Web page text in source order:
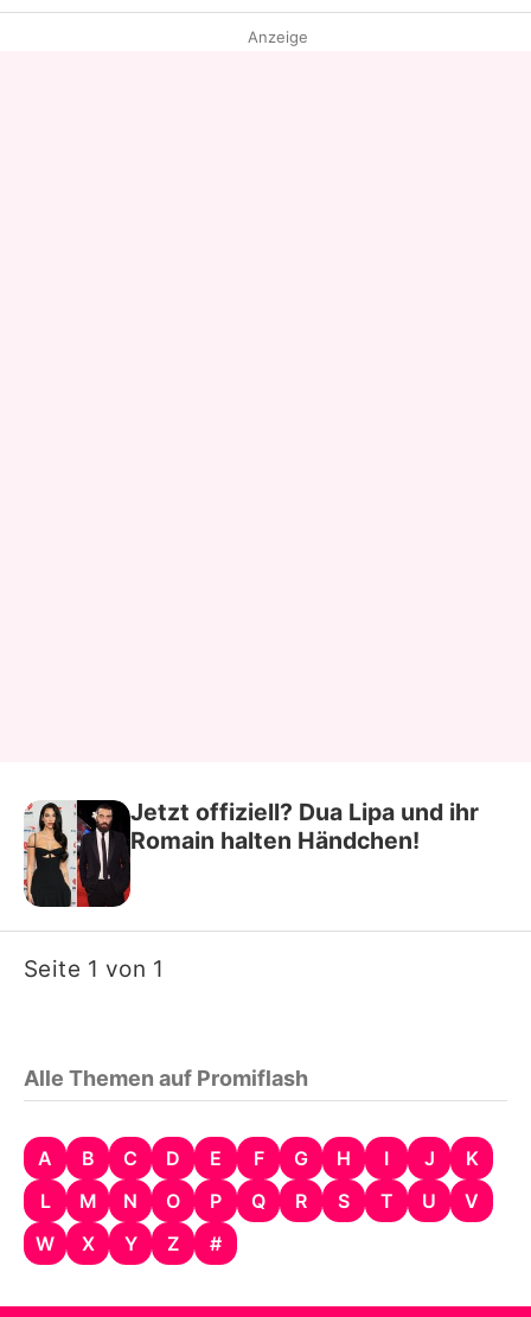
Anzeige
Jetzt offiziell? Dua Lipa und ihr
Romain halten Händchen!
Seite 1 von 1
Alle Themen auf Promiflash
A B C D E F G H I J
K
L
M N O P Q R S T U
V
W
X Y Z #